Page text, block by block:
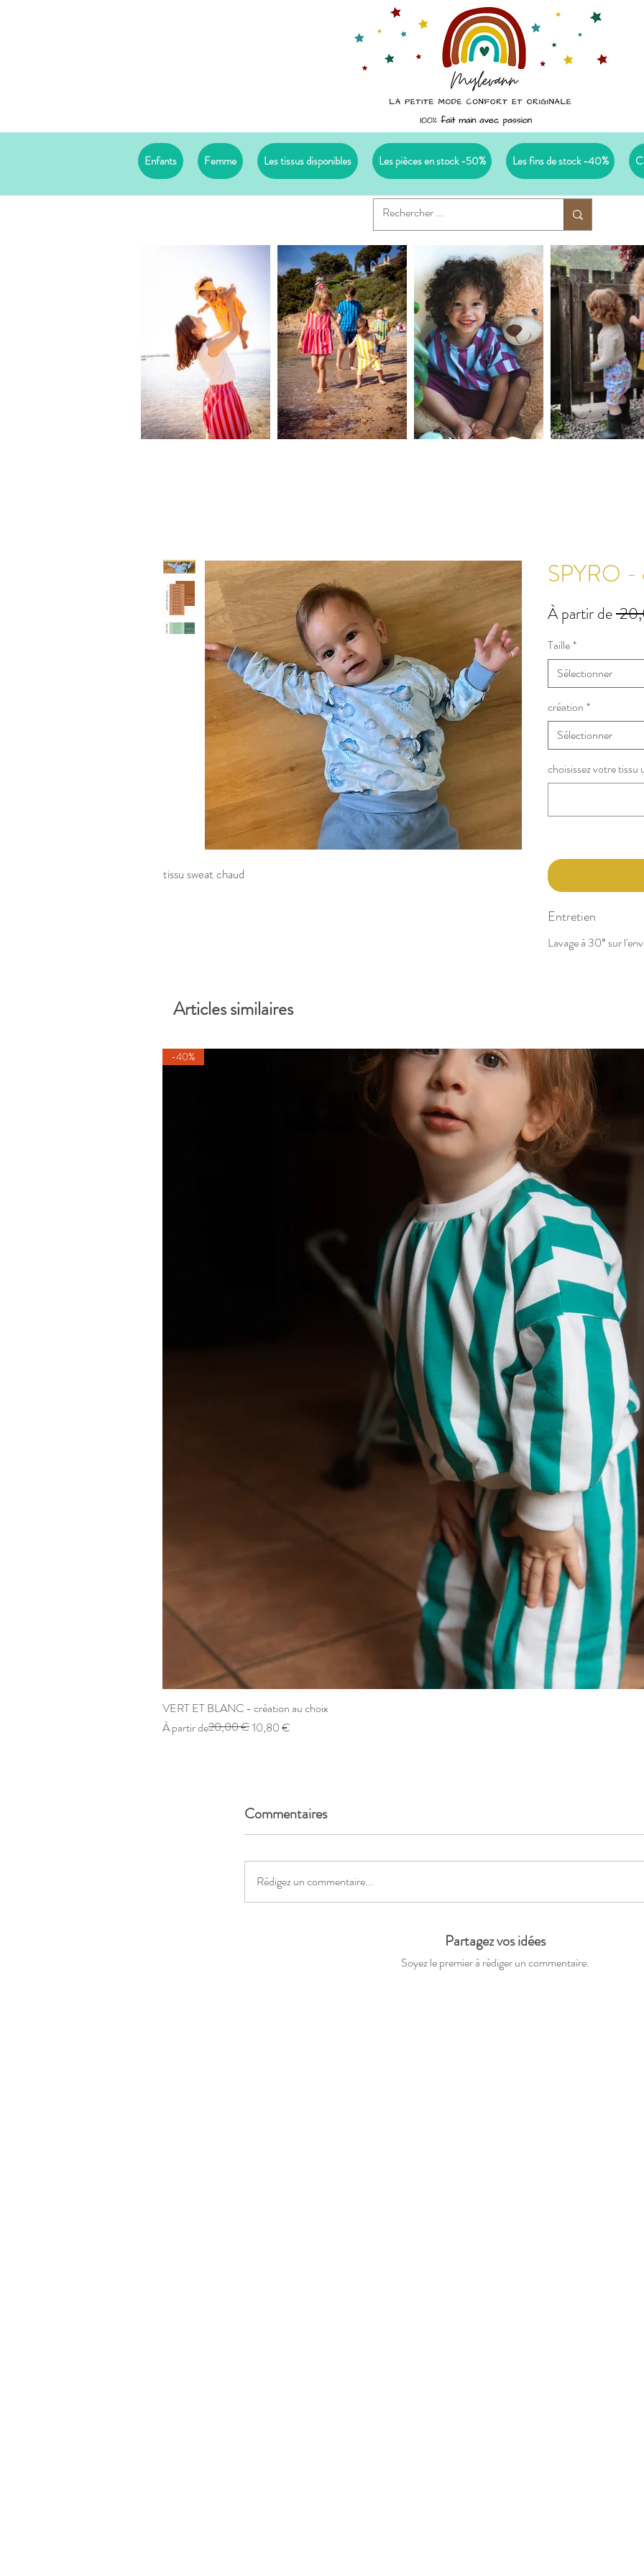
Enfants Femme Les tissus disponibles Les pièces en stock -50% Les fins de stock -40%
tissu sweat chaud
SPYRO -
À partir de
Taille*
Sélectionner
création *
Sélectionner
choisissez votre
Entretien
Lavage à 30° sur
Articles similaires
-40%
VERT ET BLANC - création au choix
À partir de
Prix original20,00 €10,80 €
Prix promotionnel
Commentaires
Rédigez un commentaire...
Partagez vos idées
Soyez le premier à rédiger un commentaire.